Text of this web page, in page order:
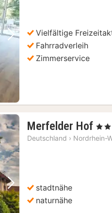
Nächstes Bild
Vielfältige
Fahrradverleih
Zimmerservice
Nächstes Bild
Merfelder Hof 1
, 3
Deutschland › Nordrhein-
stadtnähe
naturnähe